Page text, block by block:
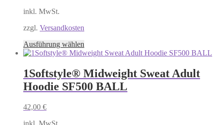
der
gewählt
werden
inkl. MwSt.
zzgl. Versandkosten
Ausführung wählen
Produkt
mehrere
Varianten
auf.
1Softstyle® Midweight Sweat Adult
Hoodie SF500 BALL
42,00 €
inkl. MwSt.